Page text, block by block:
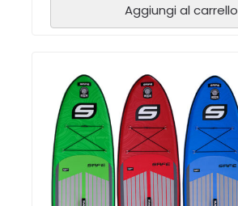
Aggiungi al carrello